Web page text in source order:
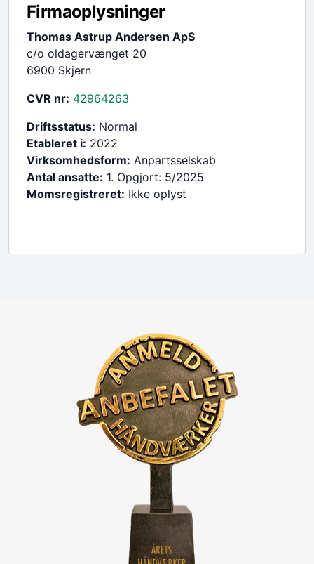
Firmaoplysninger
Thomas Astrup Andersen ApS
c/o oldagervænget 20
6900 Skjern
CVR nr: 42964263
Driftsstatus: Normal
Etableret i: 2022
Virksomhedsform: Anpartsselskab
Antal ansatte: 1. Opgjort: 5/2025
Momsregistreret: Ikke oplyst